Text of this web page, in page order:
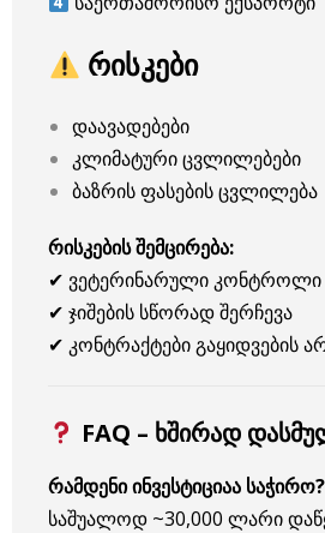
რისკები
დაავადებები
კლიმატური ცვლილებები
ბაზრის ფასების ცვლილება
რისკების შემცირება:
✔ ვეტერინარული კონტროლი
✔ ჯიშების სწორად შერჩევა
✔ კონტრაქტები გაყიდვების
FAQ – ხშირად
რამდენი ინვესტიციაა საჭირო?
საშუალოდ ~30,000 ლარი